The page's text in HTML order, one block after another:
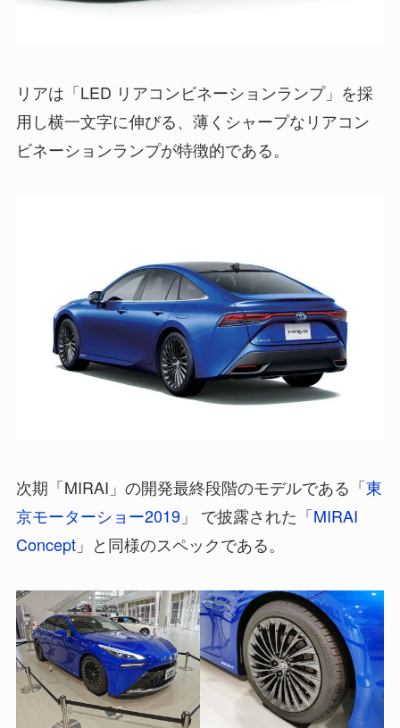
リアは「LED リアコンビネーションランプ」を採
用し横一文字に伸びる、薄くシャープなリアコン
ビネーションランプが特徴的である。
次期「MIRAI」の開発最終段階のモデルである「東
京モーターショー2019 」 で披露された「MIRAI
Concept」と同様のスペックである。